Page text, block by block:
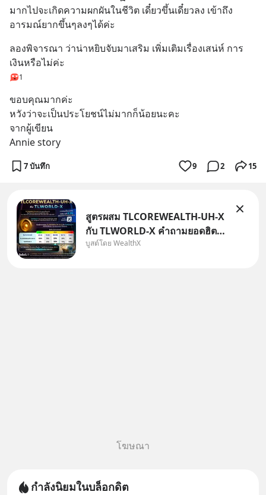
มากไปจะเกิดความผกผันในชีวิต เดี๋ยวขึ้นเดี๋ยวลง เข้าถึง
อารมณ์ยากขึ้นๆลงๆได้ค่ะ
ลองพิจารณา ว่าน่าหยิบจับมาเสริม เพิ่มเติมเรื่องเสน่ห์ การ
เงินหรือไม่ค่ะ
1
ขอบคุณมากค่ะ
หวังว่าจะเป็นประโยชน์ไม่มากก็น้อยนะคะ
จากผู้เขียน
Annie story
7 บันทึก 9 2 15
สูตรผสม TLCOREWEALTH-UH-X
กับ TLWORLD-X คำถามยอดฮิตที่
คนใช้ WealthX ถามเข้ามา
บูสต์โดย WealthX
โฆษณา
กำลังนิยมในบล็อกดิต